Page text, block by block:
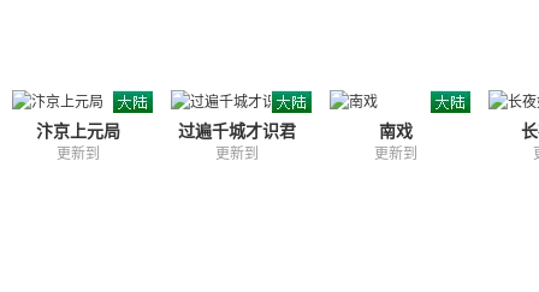
汴京上元局
更新到
过遍千城才识君
更新到
南戏
更新到